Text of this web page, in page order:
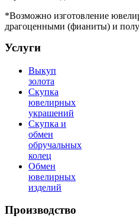
*Возможно изготовление
драгоценными (фианиты) и
Услуги
Выкуп
золота
Скупка
ювелирных
украшений
Скупка и
обмен
обручальных
колец
Обмен
ювелирных
изделий
Производство